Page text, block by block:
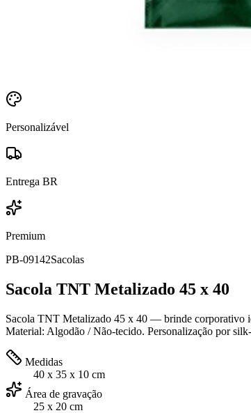
Personalizável
Entrega BR
Premium
PB-09142Sacolas
Sacola TNT Metalizado 45 x 40
Sacola TNT Metalizado 45 x 40 — brinde corporativo
Material: Algodão / Não-tecido. Personalização por
Medidas
40 x 35 x 10 cm
Área de gravação
25 x 20 cm